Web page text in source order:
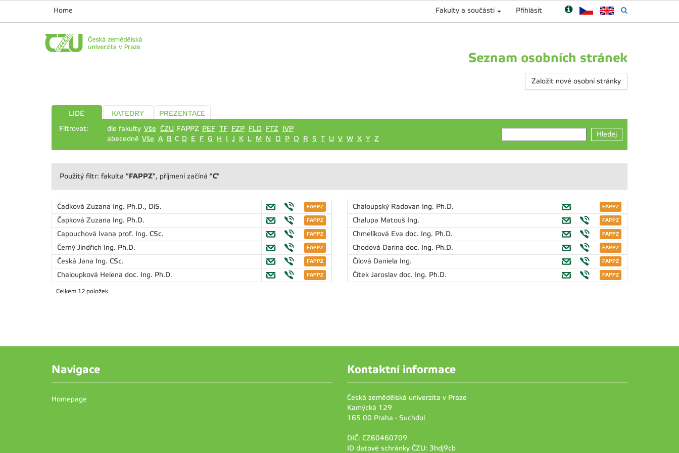
Home Fakulty a součásti Přihlásit
Seznam osobních stránek
Založit nové osobní stránky
LIDÉ KATEDRY
PREZENTACE
Filtrovat:
dle fakulty Vše ČZU FAPPZ PEF TF FZP FLD FTZ IVP
abecedně Vše A B C D E F G H I J K L M N O P Q R S T U V W X Y Z
Hledej
Použitý filtr: fakulta "FAPPZ", příjmení začíná "C"
Čadková Zuzana Ing. Ph.D., DiS.
Čapková Zuzana Ing. Ph.D.
Capouchová Ivana prof. Ing. CSc.
Černý Jindřich Ing. Ph.D.
Česká Jana Ing. CSc.
Chaloupková Helena doc. Ing. Ph.D.
Chaloupský Radovan Ing. Ph.D.
Chalupa Matouš Ing.
Chmelíková Eva doc. Ing. Ph.D.
Chodová Darina doc. Ing. Ph.D.
Čílová Daniela Ing.
Čítek Jaroslav doc. Ing. Ph.D.
Celkem 12 položek
Navigace
Homepage
Kontaktní informace
Česká zemědělská univerzita v Praze
Kamýcká 129
165 00 Praha - Suchdol
DIČ: CZ60460709
ID datové schránky ČZU: 3hdj9cb